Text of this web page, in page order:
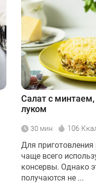
Салат с
луком
30 мин 106
Для
чаще всего
консервы. Однако
получаются не ...